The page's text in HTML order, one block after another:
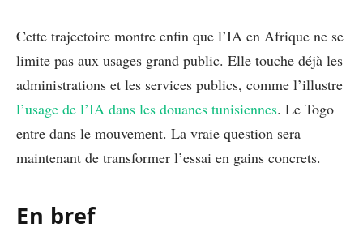
Cette trajectoire montre enfin que l’IA en Afrique ne se
limite pas aux usages grand public. Elle touche déjà les
administrations et les services publics, comme l’illustre
l’usage de l’IA dans les douanes tunisiennes. Le Togo
entre dans le mouvement. La vraie question sera
maintenant de transformer l’essai en gains concrets.
En bref